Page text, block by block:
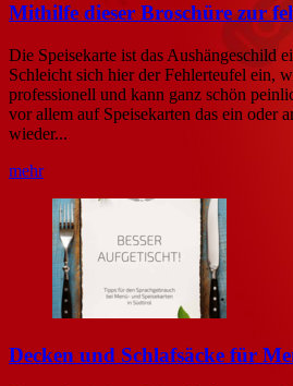
Mithilfe dieser Broschüre zur
Die Speisekarte ist das Aushängeschild
Schleicht sich hier der Fehlerteufel ein,
professionell und kann ganz schön
vor allem auf Speisekarten das ein oder
wieder...
mehr
Decken und Schlafsäcke für